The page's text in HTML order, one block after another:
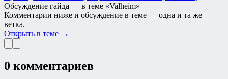
Обсуждение гайда — в теме «Valheim»
Комментарии ниже и обсуждение в теме — одна и та же
ветка.
Открыть в теме →
0 комментариев